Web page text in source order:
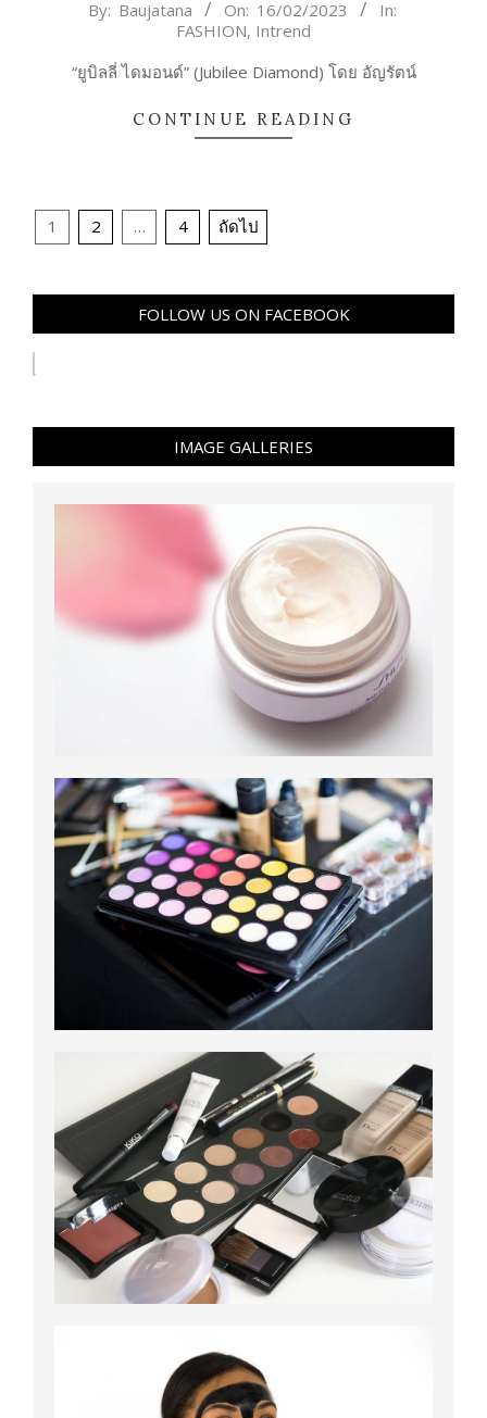
2023-
16
By: Baujatana On: 16/02/2023
In:
FASHION, Intrend
“ยูบิลลี่ ไดมอนด์” (Jubilee Diamond) โดย อัญรัตน์
CONTINUE READING
Posts
1 2 … 4 ถัดไป
FOLLOW US ON FACEBOOK
IMAGE GALLERIES